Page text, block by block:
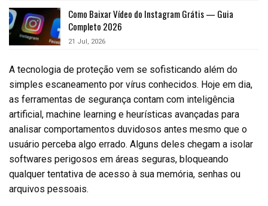
Como Baixar Vídeo do Instagram Grátis — Guia
Completo 2026
21 Jul, 2026
A tecnologia de proteção vem se sofisticando além do
simples escaneamento por vírus conhecidos. Hoje em dia,
as ferramentas de segurança contam com inteligência
artificial, machine learning e heurísticas avançadas para
analisar comportamentos duvidosos antes mesmo que o
usuário perceba algo errado. Alguns deles chegam a isolar
softwares perigosos em áreas seguras, bloqueando
qualquer tentativa de acesso à sua memória, senhas ou
arquivos pessoais.